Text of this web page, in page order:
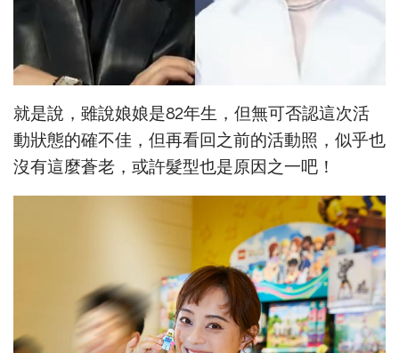
就是說，雖說娘娘是82年生，但無可否認這次活
動狀態的確不佳，但再看回之前的活動照，似乎也
沒有這麼蒼老，或許髮型也是原因之一吧！